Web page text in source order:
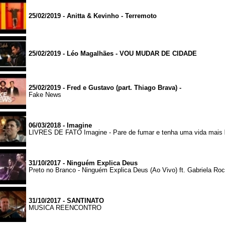
25/02/2019 - Anitta & Kevinho - Terremoto
25/02/2019 - Léo Magalhães - VOU MUDAR DE CIDADE
25/02/2019 - Fred e Gustavo (part. Thiago Brava) -
Fake News
06/03/2018 - Imagine
LIVRES DE FATO Imagine - Pare de fumar e tenha uma vida mais
31/10/2017 - Ninguém Explica Deus
Preto no Branco - Ninguém Explica Deus (Ao Vivo) ft. Gabriela
31/10/2017 - SANTINATO
MUSICA REENCONTRO